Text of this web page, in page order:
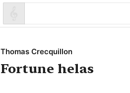
Thomas Crecquillon
Fortune helas